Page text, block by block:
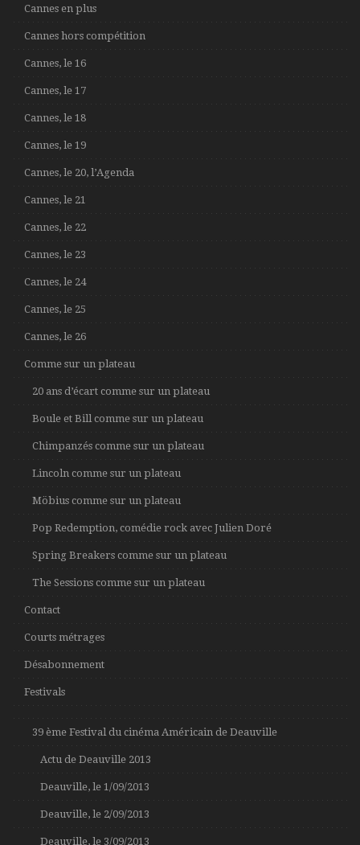
Cannes en plus
Cannes hors compétition
Cannes, le 16
Cannes, le 17
Cannes, le 18
Cannes, le 19
Cannes, le 20, l’Agenda
Cannes, le 21
Cannes, le 22
Cannes, le 23
Cannes, le 24
Cannes, le 25
Cannes, le 26
Comme sur un plateau
20 ans d’écart comme sur un plateau
Boule et Bill comme sur un plateau
Chimpanzés comme sur un plateau
Lincoln comme sur un plateau
Möbius comme sur un plateau
Pop Redemption, comédie rock avec Julien Doré
Spring Breakers comme sur un plateau
The Sessions comme sur un plateau
Contact
Courts métrages
Désabonnement
Festivals
39 ème Festival du cinéma Américain de Deauville
Actu de Deauville 2013
Deauville, le 1/09/2013
Deauville, le 2/09/2013
Deauville, le 3/09/2013